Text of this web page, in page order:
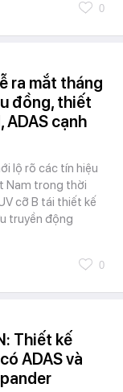
0
ra mắt tháng
đồng, thiết
ADAS cạnh
lộ rõ các tín hiệu
Nam trong thời
cỡ B tái thiết kế
truyền động
0
Thiết kế
ADAS và